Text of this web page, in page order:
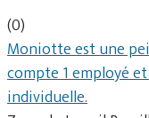
(0)
Moniotte est une
compte 1 employé
individuelle.